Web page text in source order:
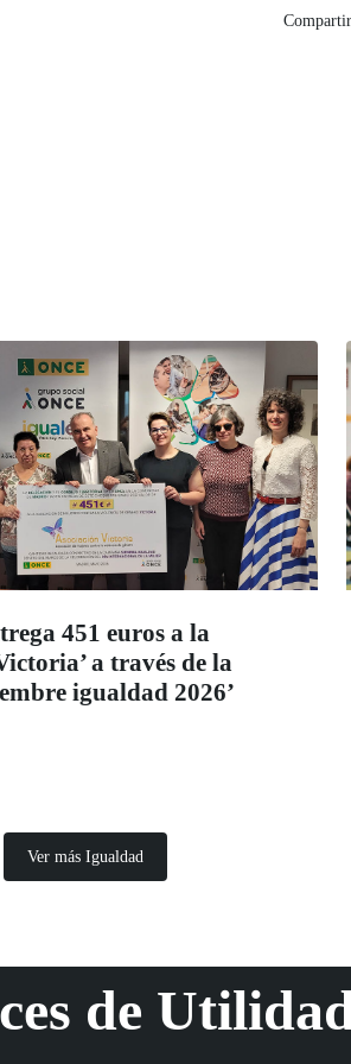
451 euros a la
a través de la
igualdad 2026’
Ver más Igualdad
de